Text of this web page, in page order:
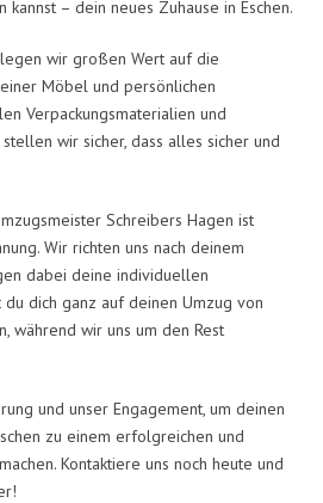
– dein neues Zuhause in Eschen.
wir großen Wert auf die
Möbel und persönlichen
Verpackungsmaterialien und
wir sicher, dass alles sicher und
Schreibers Hagen ist
Wir richten uns nach deinem
dabei deine individuellen
dich ganz auf deinen Umzug von
während wir uns um den Rest
und unser Engagement, um deinen
zu einem erfolgreichen und
Kontaktiere uns noch heute und